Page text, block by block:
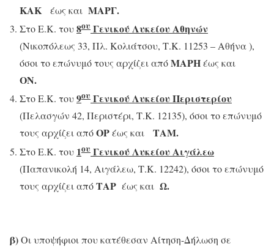
ΚΑΚ έως και ΜΑΡΓ.
Στο Ε.Κ. του8ου Γενικού Λυκείου Αθηνών
(Νικοπόλεως 33, Πλ. Κολιάτσου, Τ.Κ. 11253 – Αθήνα ),
όσοι το επώνυμό τους αρχίζει απόΜΑΡΗέως και
ΟΝ.
Στο Ε.Κ. του9ου Γενικού Λυκείου Περιστερίου
(Πελασγών 42, Περιστέρι, Τ.Κ. 12135), όσοι το επώνυμό
τους αρχίζει απόΟΡέως και ΤΑΜ.
Στο Ε.Κ. του 1ου Γενικού Λυκείου Αιγάλεω
(Παπανικολή 14, Αιγάλεω, Τ.Κ. 12242), όσοι το επώνυμό
τους αρχίζει απόΤΑΡ έως και Ω.
β)Οι υποψήφιοι που κατέθεσαν Αίτηση-Δήλωση σε